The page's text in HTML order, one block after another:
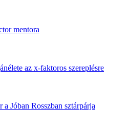
mentora
az x-faktoros szereplésre
Jóban Rosszban sztárpárja